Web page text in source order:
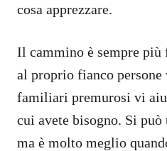
cosa apprezzare.
Il cammino è sempre più
al proprio fianco
familiari premurosi vi
cui avete bisogno. Si
ma è molto meglio